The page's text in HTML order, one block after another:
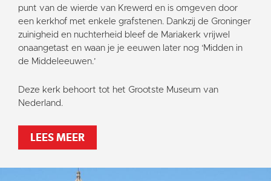
Algemeen
Historie
Omgeving
Het Grootste Museum
Activiteiten
Steun ons
Contact
Vaktaal
punt van de wierde van Krewerd en is omgeven door
een kerkhof met enkele grafstenen. Dankzij de Groninger
zuinigheid en nuchterheid bleef de Mariakerk vrijwel
onaangetast en waan je je eeuwen later nog ‘Midden in
de Middeleeuwen.’
Deze kerk behoort tot het Grootste Museum van
Nederland.
LEES MEER